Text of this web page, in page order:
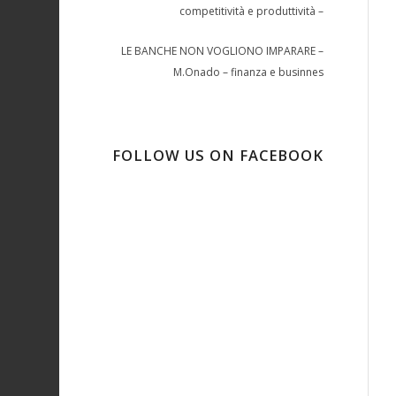
competitività e produttività –
LE BANCHE NON VOGLIONO IMPARARE –
M.Onado – finanza e businnes
FOLLOW US ON FACEBOOK